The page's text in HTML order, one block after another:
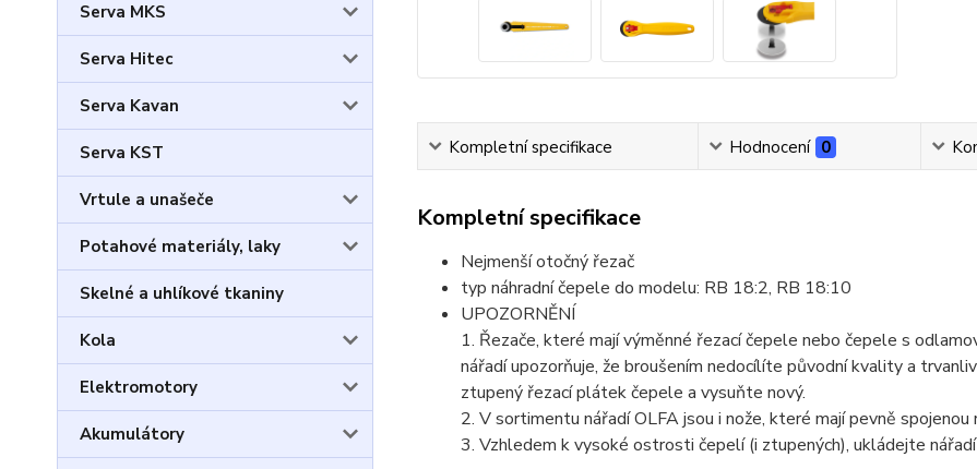
Serva MKS
Serva Hitec
Serva Kavan
Serva KST
Vrtule a unašeče
Potahové materiály, laky
Skelné a uhlíkové tkaniny
Kola
Elektromotory
Akumulátory
Kompletní specifikace Hodnocení 0
Kompletní specifikace
Nejmenší otočný řezač
typ náhradní čepele do modelu: RB 18:2, RB 18:10
UPOZORNĚNÍ
1. Řezače, které mají výměnné řezací čepele nebo čepele s
nářadí upozorňuje, že broušením nedocílíte původní kvality a
ztupený řezací plátek čepele a vysuňte nový.
2. V sortimentu nářadí OLFA jsou i nože, které mají pevně
3. Vzhledem k vysoké ostrosti čepelí (i ztupených), ukládejte